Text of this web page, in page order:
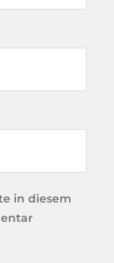
in diesem